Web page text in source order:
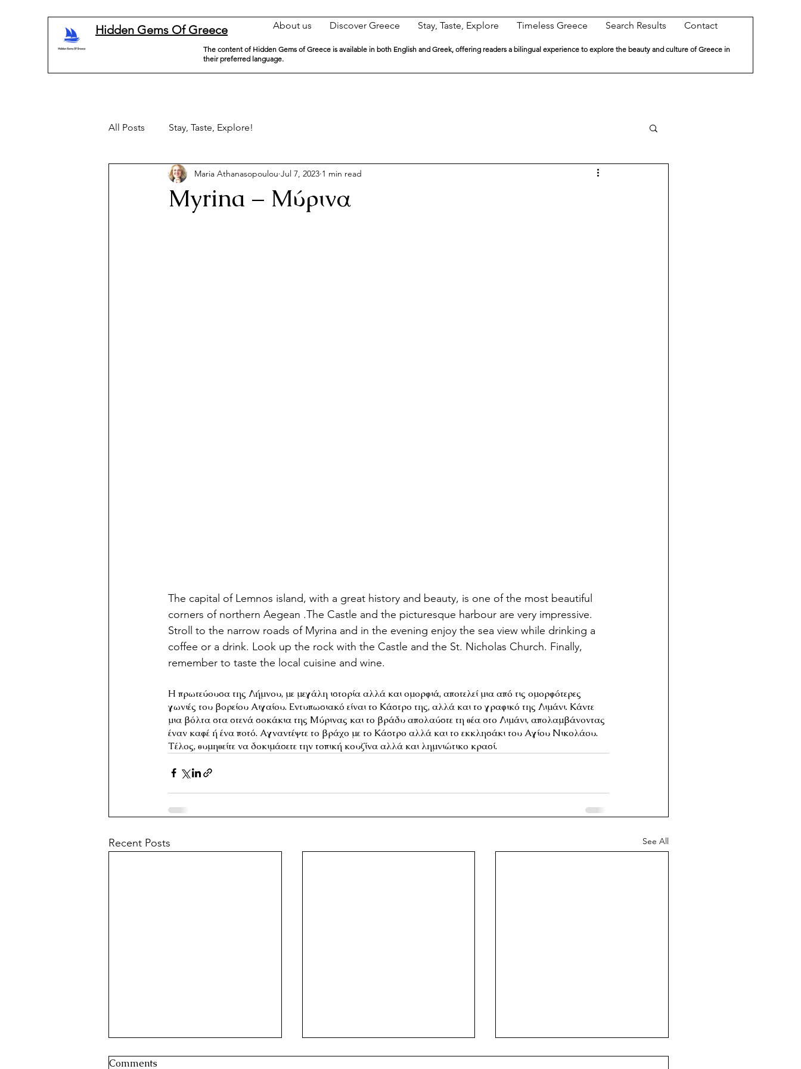
Hidden Gems Of Greece About us Discover Greece Stay, Taste, Explore Timeless Greece Search Results Contact
The content of Hidden Gems of Greece is available in both English and Greek, offering readers a bilingual experience to explore the beauty and culture of Greece in
their preferred language.
All Posts Stay, Taste, Explore!
Myrina – Μύρινα
Maria Athanasopoulou Jul 7, 2023 1 min read
The capital of Lemnos island, with a great history and beauty, is one of the most beautiful
corners of northern Aegean .The Castle and the picturesque harbour are very impressive.
Stroll to the narrow roads of Myrina and in the evening enjoy the sea view while drinking a
coffee or a drink. Look up the rock with the Castle and the St. Nicholas Church. Finally,
remember to taste the local cuisine and wine.
Η πρωτεύουσα της Λήμνου, με μεγάλη ιστορία αλλά και ομορφιά, αποτελεί μια από τις ομορφότερες
γωνιές του βορείου Αιγαίου. Εντυπωσιακό είναι το Κάστρο της, αλλά και το γραφικό της Λιμάνι. Κάντε
μια βόλτα στα στενά σοκάκια της Μύρινας και το βράδυ απολαύστε τη θέα στο Λιμάνι, απολαμβάνοντας
έναν καφέ ή ένα ποτό. Αγναντέψτε το βράχο με το Κάστρο αλλά και το εκκλησάκι του Αγίου Νικολάου.
Τέλος, θυμηθείτε να δοκιμάσετε την τοπική κουζίνα αλλά και λημνιώτικο κρασί.
Recent Posts See All
Comments